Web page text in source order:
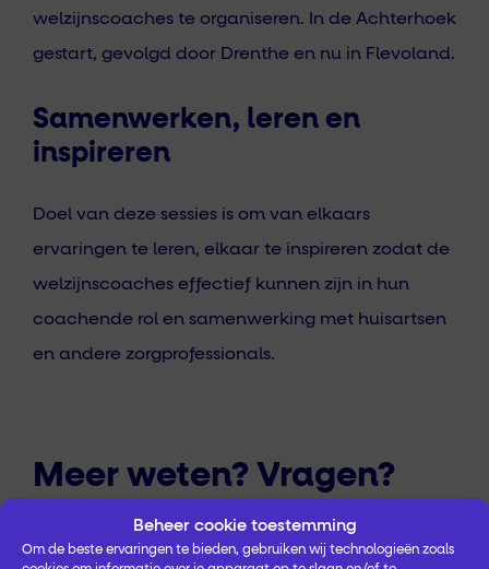
Beheer cookie toestemming
Om de beste ervaringen te bieden, gebruiken wij technologieën zoals
welzijnscoaches te organiseren. In de Achterhoek
gestart, gevolgd door Drenthe en nu in Flevoland.
Samenwerken, leren en
inspireren
Doel van deze sessies is om van elkaars
ervaringen te leren, elkaar te inspireren zodat de
welzijnscoaches effectief kunnen zijn in hun
coachende rol en samenwerking met huisartsen
en andere zorgprofessionals.
Meer weten? Vragen?
Voor meer informatie over Welzijn op Recept in
Flevoland, neem contact op metAyse Baltaci.